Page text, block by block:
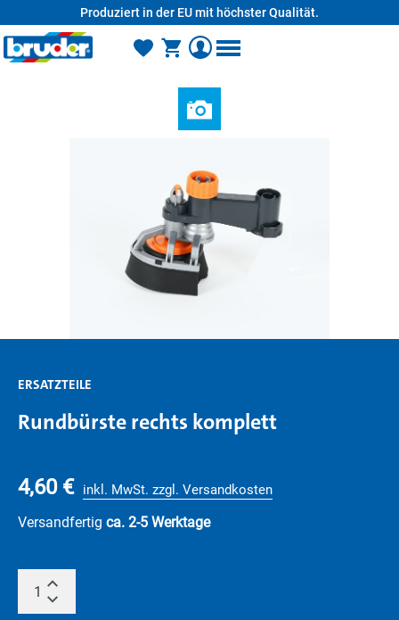
Produziert in der EU mit höchster Qualität.
ERSATZTEILE
Rundbürste rechts komplett
4,60 € inkl. MwSt. zzgl. Versandkosten
Versandfertig ca. 2-5 Werktage